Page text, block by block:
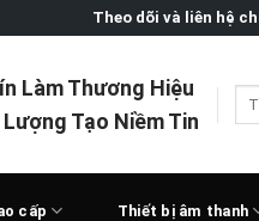
Theo dõi và liên hệ
Làm Thương Hiệu
Tạo Niềm Tin
cấp Thiết bị âm thanh